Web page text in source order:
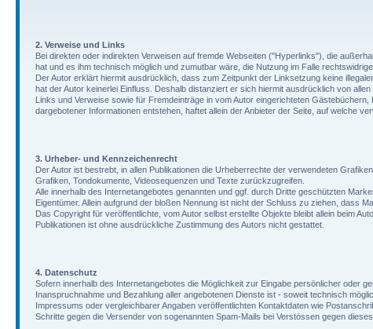
2. Verweise und Links
Bei direkten oder indirekten Verweisen auf fremde Webseiten ("Hyperlinks"), die
hat und es ihm technisch möglich und zumutbar wäre, die Nutzung im Falle
Der Autor erklärt hiermit ausdrücklich, dass zum Zeitpunkt der Linksetzung keine
hat der Autor keinerlei Einfluss. Deshalb distanziert er sich hiermit ausdrücklich von
Links und Verweise sowie für Fremdeinträge in vom Autor eingerichteten
dargebotener Informationen entstehen, haftet allein der Anbieter der Seite, auf welche
3. Urheber- und Kennzeichenrecht
Der Autor ist bestrebt, in allen Publikationen die Urheberrechte der verwendeten
Grafiken, Tondokumente, Videosequenzen und Texte zurückzugreifen.
Alle innerhalb des Internetangebotes genannten und ggf. durch Dritte geschützten
Eigentümer. Allein aufgrund der bloßen Nennung ist nicht der Schluss zu ziehen, dass
Das Copyright für veröffentlichte, vom Autor selbst erstellte Objekte bleibt allein beim
Publikationen ist ohne ausdrückliche Zustimmung des Autors nicht gestattet.
4. Datenschutz
Sofern innerhalb des Internetangebotes die Möglichkeit zur Eingabe persönlicher oder
Inanspruchnahme und Bezahlung aller angebotenen Dienste ist - soweit technisch
Impressums oder vergleichbarer Angaben veröffentlichten Kontaktdaten wie
Schritte gegen die Versender von sogenannten Spam-Mails bei Verstössen gegen